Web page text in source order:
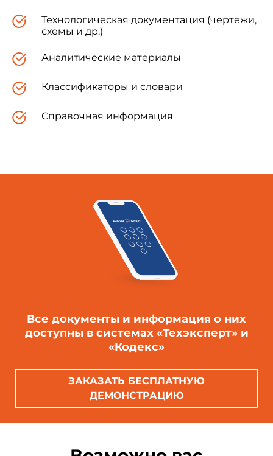
Технологическая документация (чертежи,
схемы и др.)
Аналитические материалы
Классификаторы и словари
Справочная информация
Все документы и информация о них
доступны в системах «Техэксперт» и
«Кодекс»
ЗАКАЗАТЬ БЕСПЛАТНУЮ
ДЕМОНСТРАЦИЮ